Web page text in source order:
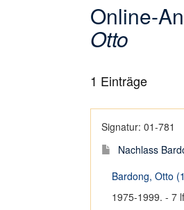
Online-
Otto
1 Einträge
Signatur: 01-781
Nachlass
Bardong, Otto
1975-1999. - 7